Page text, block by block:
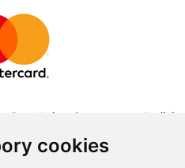
cookies
finanční podpory z prostředků
Country for the Future